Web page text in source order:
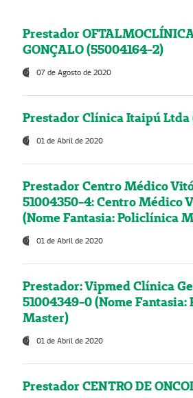
Prestador
GONÇALO (55004164-2)
07 de Agosto de 2020
Prestador Clínica Itaipú Ltda
01 de Abril de 2020
Prestador Centro Médico
51004350-4: Centro Médico
(Nome Fantasia: Policlínica
01 de Abril de 2020
Prestador: Vipmed Clínica
51004349-0 (Nome
Master)
01 de Abril de 2020
Prestador CENTRO DE